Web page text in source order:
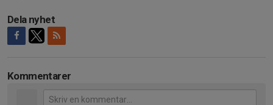
Dela nyhet
Kommentarer